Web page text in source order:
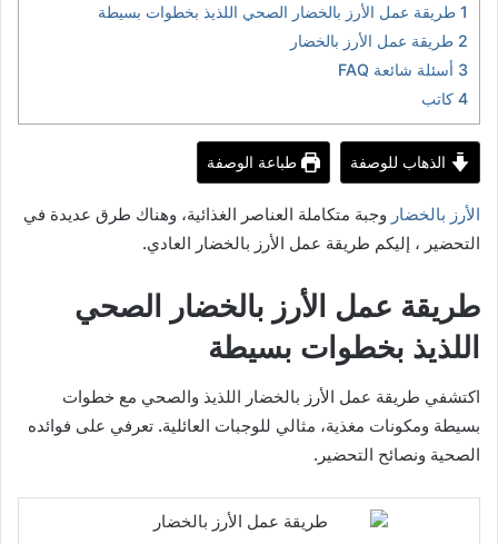
1 طريقة عمل الأرز بالخضار الصحي اللذيذ بخطوات بسيطة
2 طريقة عمل الأرز بالخضار
3 أسئلة شائعة FAQ
4 كاتب
الذهاب للوصفة طباعة الوصفة
الأرز بالخضار وجبة متكاملة العناصر الغذائية، وهناك طرق عديدة في
التحضير ، إليكم طريقة عمل الأرز بالخضار العادي.
طريقة عمل الأرز بالخضار الصحي
اللذيذ بخطوات بسيطة
اكتشفي طريقة عمل الأرز بالخضار اللذيذ والصحي مع خطوات
بسيطة ومكونات مغذية، مثالي للوجبات العائلية. تعرفي على فوائده
الصحية ونصائح التحضير.